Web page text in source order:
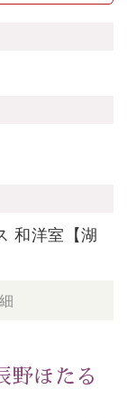
和洋室【湖
野ほたる